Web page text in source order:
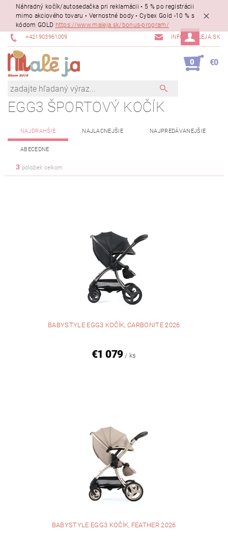
Náhradný kočík/autosedačka pri reklamácii • 5 % po registrácii
mimo akciového tovaru • Vernostné body • Cybex Gold -10 % s
kódom GOLD https://www.maleja.sk/bonus-program/
+421903961009 INFO@MALEJA.SK
0 €0
EGG3 ŠPORTOVÝ KOČÍK
NAJDRAHŠIE NAJLACNEJŠIE NAJPREDÁVANEJŠIE
ABECEDNE
3 položiek celkom
BABYSTYLE EGG3 KOČÍK, CARBONITE 2026
€1 079 / ks
BABYSTYLE EGG3 KOČÍK, FEATHER 2026